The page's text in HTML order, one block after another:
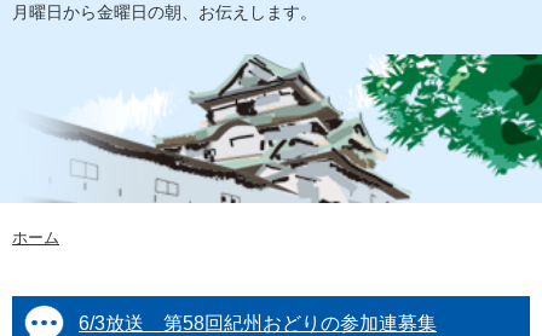
月曜日から金曜日の朝、お伝えします。
ホーム
6/3放送 第58回紀州おどりの参加連募集